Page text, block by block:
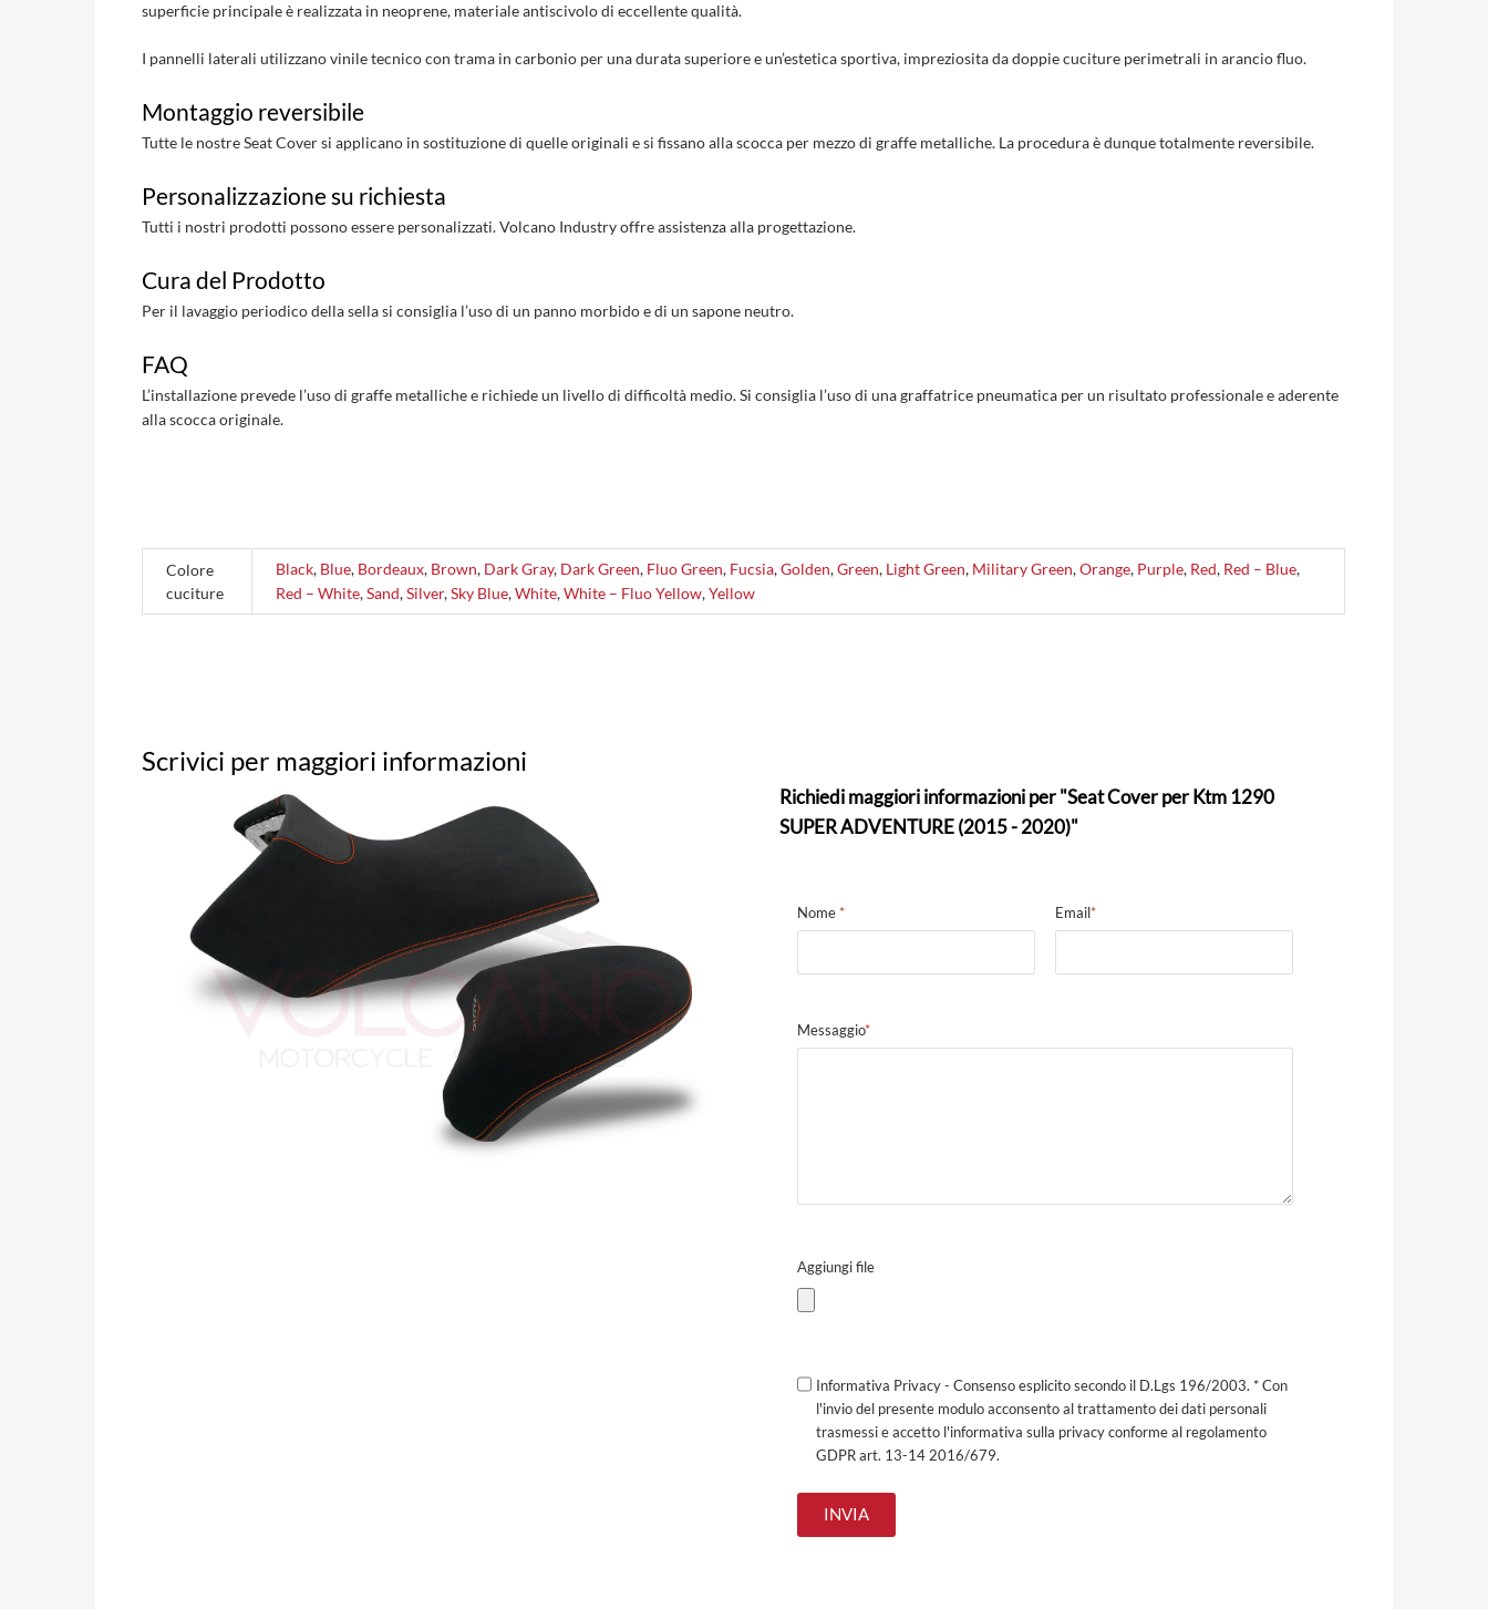
superficie principale è realizzata in neoprene, materiale antiscivolo di eccellente qualità.
I pannelli laterali utilizzano vinile tecnico con trama in carbonio per una durata superiore e un’estetica sportiva, impreziosita da doppie cuciture perimetrali in arancio fluo.
Montaggio reversibile
Tutte le nostre Seat Cover si applicano in sostituzione di quelle originali e si fissano alla scocca per mezzo di graffe metalliche. La procedura è dunque totalmente reversibile.
Personalizzazione su richiesta
Tutti i nostri prodotti possono essere personalizzati. Volcano Industry offre assistenza alla progettazione.
Cura del Prodotto
Per il lavaggio periodico della sella si consiglia l’uso di un panno morbido e di un sapone neutro.
FAQ
L’installazione prevede l’uso di graffe metalliche e richiede un livello di difficoltà medio. Si consiglia l’uso di una graffatrice pneumatica per un risultato professionale e aderente
alla scocca originale.
Colore
cuciture
Black, Blue, Bordeaux, Brown, Dark Gray, Dark Green, Fluo Green, Fucsia,Golden,Green, Light Green, Military Green,Orange, Purple, Red, Red – Blue,
Red – White,Sand,Silver,Sky Blue,White,White – Fluo Yellow,Yellow
Scrivici per maggiori informazioni
Richiedi maggiori informazioni per "Seat Cover per Ktm 1290
SUPER ADVENTURE (2015 - 2020)"
Nome* Email*
Messaggio*
Aggiungi file
Informativa Privacy - Consenso esplicito secondo il D.Lgs 196/2003. * Con
l'invio del presente modulo acconsento al trattamento dei dati personali
trasmessi e accetto l'informativa sulla privacy conforme al regolamento
GDPR art. 13-14 2016/679.